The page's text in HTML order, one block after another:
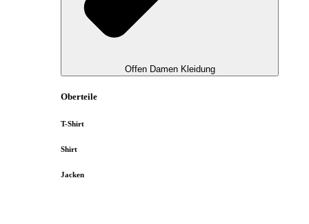
Offen Damen Kleidung
Oberteile
T-Shirt
Shirt
Jacken